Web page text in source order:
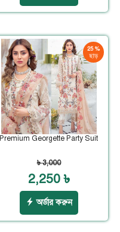
25 %
ছাড়
Premium Georgette Party Suit
৳ 3,000
2,250 ৳
অর্ডার করুন